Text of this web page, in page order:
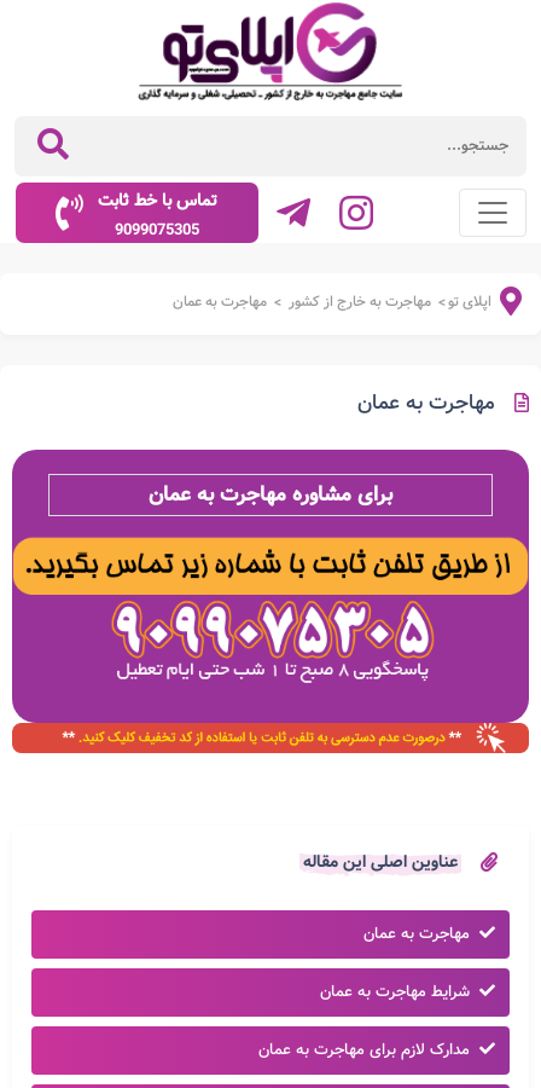
تماس با خط ثابت
9099075305
اپلای تو> مهاجرت به خارج از کشور > مهاجرت به عمان
مهاجرت به عمان
برای مشاوره مهاجرت به عمان
عناوین اصلی این مقاله
مهاجرت به عمان
شرایط مهاجرت به عمان
مدارک لازم برای مهاجرت به عمان